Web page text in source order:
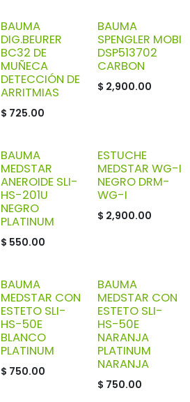
BAUMA
DIG.BEURER
BC32 DE
MUÑECA
DETECCIÓN DE
ARRITMIAS
$ 725.00
BAUMA
SPENGLER MOBI
DSP513702
CARBON
$ 2,900.00
BAUMA
MEDSTAR
ANEROIDE SLI-
HS-201U
NEGRO
PLATINUM
$ 550.00
ESTUCHE
MEDSTAR WG-I
NEGRO DRM-
WG-I
$ 2,900.00
BAUMA
MEDSTAR CON
ESTETO SLI-
HS-50E
BLANCO
PLATINUM
$ 750.00
BAUMA
MEDSTAR CON
ESTETO SLI-
HS-50E
NARANJA
PLATINUM
NARANJA
$ 750.00